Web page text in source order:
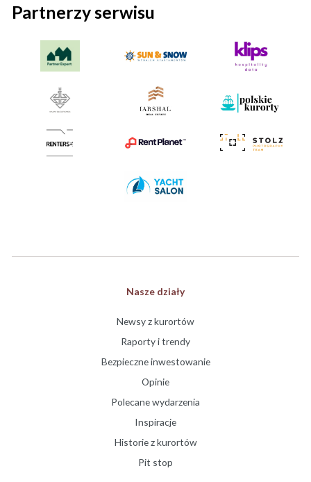
Partnerzy serwisu
Nasze działy
Newsy z kurortów
Raporty i trendy
Bezpieczne inwestowanie
Opinie
Polecane wydarzenia
Inspiracje
Historie z kurortów
Pit stop